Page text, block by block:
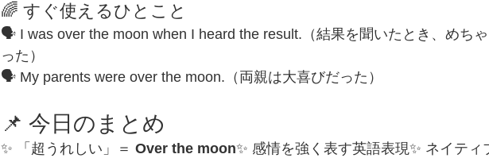
🌈 すぐ使えるひとこと
🗣 I was over the moon when I heard the result.（結果を聞いたとき、めち
った）
🗣 My parents were over the moon.（両親は大喜びだった）
📌 今日のまとめ
✨ 「超うれしい」＝ Over the moon✨ 感情を強く表す英語表現✨ ネイティ